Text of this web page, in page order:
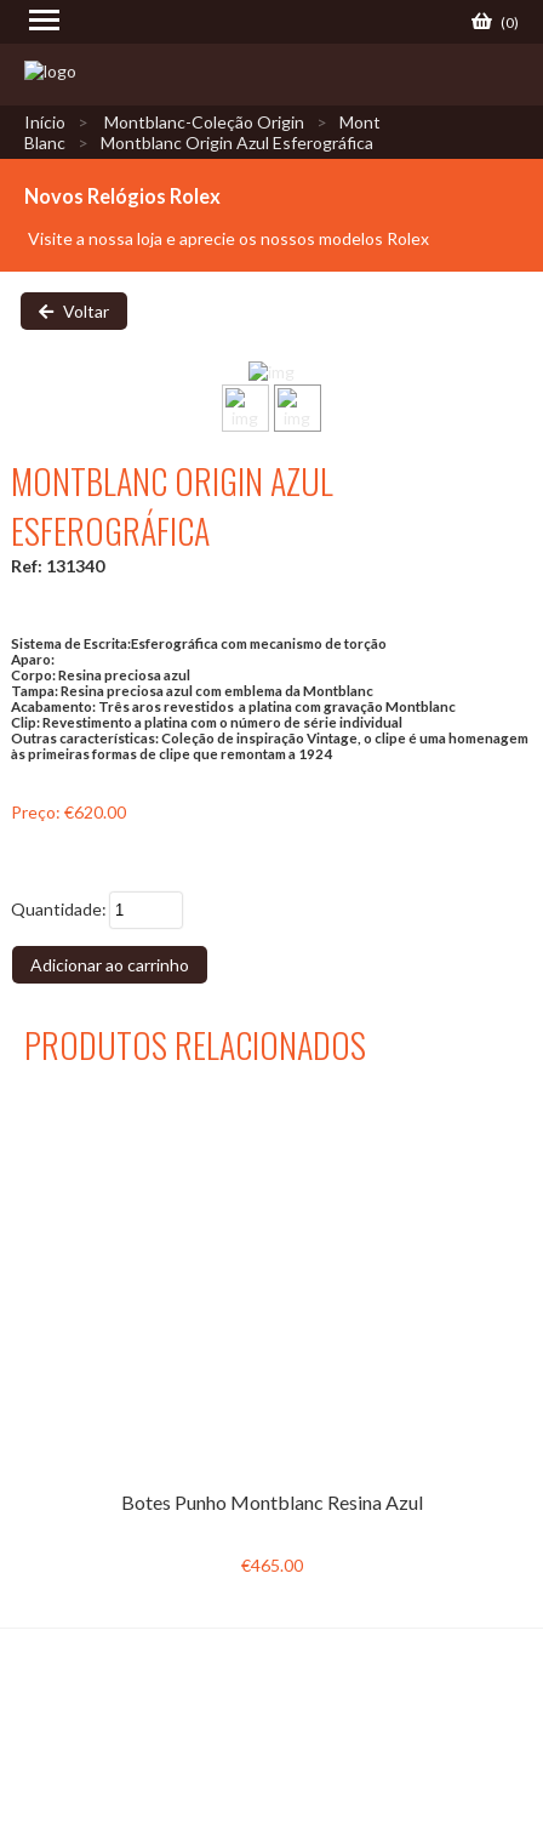
(0)
Início Montblanc-Coleção Origin
Mont
Blanc
Montblanc Origin Azul Esferográfica
Novos Relógios Rolex
Visite a nossa loja e aprecie os nossos modelos Rolex
Voltar
MONTBLANC ORIGIN AZUL
ESFEROGRÁFICA
Ref: 131340
Sistema de Escrita:Esferográfica com mecanismo de torção
Aparo:
Corpo:Resina preciosa azul
Tampa:Resina preciosa azul com emblema da Montblanc
Acabamento: Três aros revestidos a platina com gravação Montblanc
Clip:Revestimento a platina com o número de série individual
Outras características:Coleção de inspiração Vintage, o clipe é uma homenagem
às primeiras formas de clipe que remontam a 1924
Preço: €620.00
Quantidade:
Adicionar ao carrinho
PRODUTOS RELACIONADOS
Botes Punho Montblanc Resina Azul
€465.00